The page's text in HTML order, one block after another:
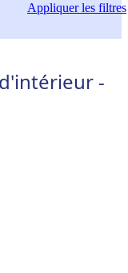
Appliquerles filtres
-